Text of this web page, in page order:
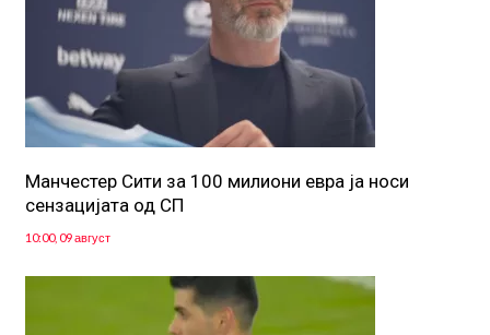
Манчестер Сити за 100 милиони евра ја носи
сензацијата од СП
10:00, 09 август